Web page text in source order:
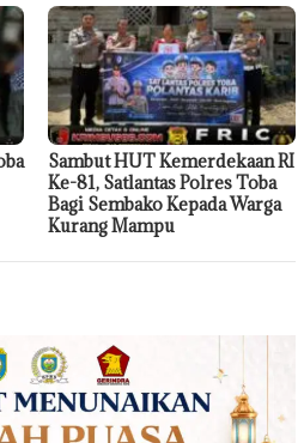
Sambut HUT Kemerdekaan RI
Ke-81, Satlantas Polres Toba
Bagi Sembako Kepada Warga
Kurang Mampu